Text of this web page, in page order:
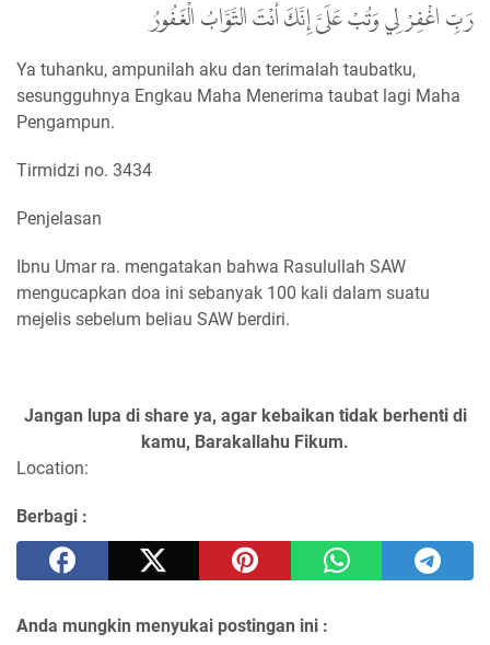
رَبِّ اغْفِرْ لِي وَتُبْ عَلَىَّ إِنَّكَ أَنْتَ التَّوَّابُ الْغَفُورُ
Ya tuhanku, ampunilah aku dan terimalah taubatku,
sesungguhnya Engkau Maha Menerima taubat lagi Maha
Pengampun.
Tirmidzi no. 3434
Penjelasan
Ibnu Umar ra. mengatakan bahwa Rasulullah SAW
mengucapkan doa ini sebanyak 100 kali dalam suatu
mejelis sebelum beliau SAW berdiri.
Jangan lupa di share ya, agar kebaikan tidak berhenti di
kamu, Barakallahu Fikum.
Location:
Berbagi :
Anda mungkin menyukai postingan ini :